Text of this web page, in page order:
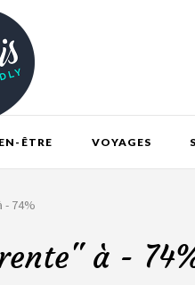
ÊTRE VOYAGES
- 74%
à -